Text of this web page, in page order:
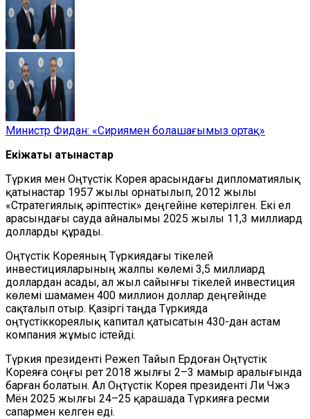
Министр Фидан: «Сириямен болашағымыз ортақ»
Екіжақты қатынастар
Түркия мен Оңтүстік Корея арасындағы дипломатиялық
қатынастар 1957 жылы орнатылып, 2012 жылы
«Стратегиялық әріптестік» деңгейіне көтерілген. Екі ел
арасындағы сауда айналымы 2025 жылы 11,3 миллиард
долларды құрады.
Оңтүстік Кореяның Түркиядағы тікелей
инвестицияларының жалпы көлемі 3,5 миллиард
доллардан асады, ал жыл сайынғы тікелей инвестиция
көлемі шамамен 400 миллион доллар деңгейінде
сақталып отыр. Қазіргі таңда Түркияда
оңтүстіккореялық капитал қатысатын 430-дан астам
компания жұмыс істейді.
Түркия президенті Режеп Тайып Ердоған Оңтүстік
Кореяға соңғы рет 2018 жылғы 2–3 мамыр аралығында
барған болатын. Ал Оңтүстік Корея президенті Ли Чжэ
Мён 2025 жылғы 24–25 қарашада Түркияға ресми
сапармен келген еді.